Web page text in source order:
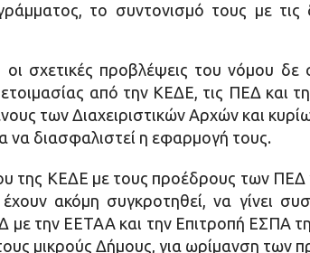
το συντονισμό τους με
σχετικές προβλέψεις του νόμου δε
από την ΚΕΔΕ, τις ΠΕΔ και
των Διαχειριστικών Αρχών και
να διασφαλιστεί η εφαρμογή τους.
της ΚΕΔΕ με τους προέδρους των
ακόμη συγκροτηθεί, να γίνει
με την ΕΕΤΑΑ και την Επιτροπή ΕΣΠΑ
μικρούς Δήμους, για ωρίμανση των